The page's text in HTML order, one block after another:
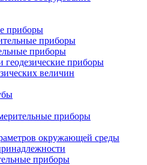
приборы
приборы
приборы
геодезические приборы
величин
приборы
окружающей среды
приборы